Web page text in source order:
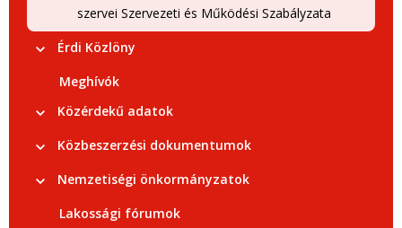
szervei Szervezeti és Működési Szabályzata
Érdi Közlöny
Meghívók
Közérdekű adatok
Közbeszerzési dokumentumok
Nemzetiségi önkormányzatok
Lakossági fórumok